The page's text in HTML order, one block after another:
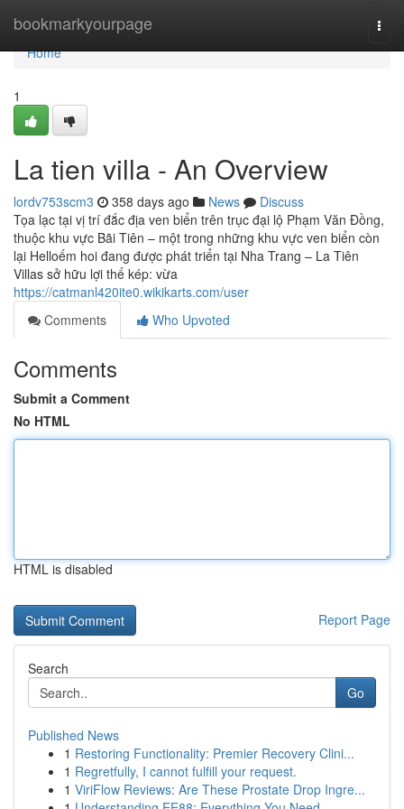
bookmarkyourpage
Home
Home
1
La tien villa - An Overview
lordv753scm3 358 days ago News
Discuss
Tọa lạc tại vị trí đắc địa ven biển trên trục đại lộ Phạm Văn Đồng,
thuộc khu vực Bãi Tiên – một trong những khu vực ven biển còn
lại Helloếm hoi đang được phát triển tại Nha Trang – La Tiên
Villas sở hữu lợi thế kép: vừa
https://catmanl420ite0.wikikarts.com/user
Comments
Who Upvoted
Comments
Submit a Comment
No HTML
HTML is disabled
Report Page
Search
Go
Published News
1 Restoring Functionality: Premier Recovery Clini...
1 Regretfully, I cannot fulfill your request.
1 ViriFlow Reviews: Are These Prostate Drop Ingre...